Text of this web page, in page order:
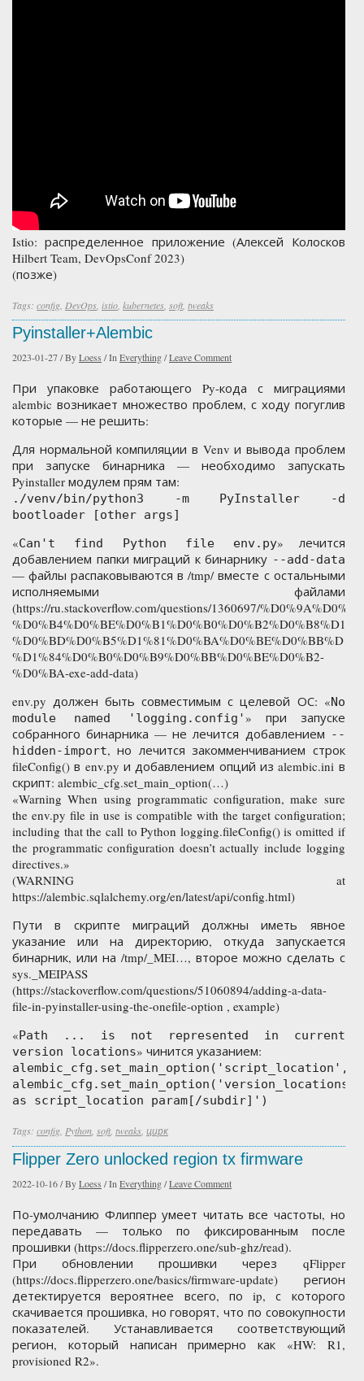
Istio: распределенное приложение (Алексей Колосков
Hilbert Team, DevOpsConf 2023)
(позже)
Tags: config DevOps istio kubernetes soft tweaks
Pyinstaller+Alembic
2023-01-27/ByLoess /In Everything/Leave Comment
При упаковке работающего Py-кода с миграциями
alembic возникает множество проблем, с ходу погуглив
которые — не решить:
Для нормальной компиляции в Venv и вывода проблем
при запуске бинарника — необходимо запускать
Pyinstaller модулем прям там:
./venv/bin/python3 -m PyInstaller -d
bootloader [other args]
«Can't find Python file env.py» лечится
добавлением папки миграций к бинарнику --add-data
— файлы распаковываются в /tmp/ вместе с остальными
исполняемыми файлами
(https://ru.stackoverflow.com/questions/1360697/
%D1%84%D0%B0%D0%B9%D0%BB%D0%BE%D0%B2-
%D0%BA-exe-add-data)
env.py должен быть совместимым с целевой ОС: «No
module named 'logging.config'» при запуске
собранного бинарника — не лечится добавлением --
hidden-import, но лечится закомменчиванием строк
fileConfig() в env.py и добавлением опций из alembic.ini в
скрипт: alembic_cfg.set_main_option(…)
«Warning When using programmatic configuration, make sure
the env.py file in use is compatible with the target configuration;
including that the call to Python logging.fileConfig() is omitted if
the programmatic configuration doesn’t actually include logging
directives.»
(WARNING at
https://alembic.sqlalchemy.org/en/latest/api/config.html)
Пути в скрипте миграций должны иметь явное
указание или на директорию, откуда запускается
бинарник, или на /tmp/_MEI…, второе можно сделать с
sys._MEIPASS
(https://stackoverflow.com/questions/51060894/adding-a-data-
file-in-pyinstaller-using-the-onefile-option , example)
«Path ... is not represented in current
version locations» чинится указанием:
as script_location param[/subdir]')
Tags: config Python soft tweaks цирк
Flipper Zero unlocked region tx firmware
2022-10-16/ByLoess /In Everything/Leave Comment
По-умолчанию Флиппер умеет читать все частоты, но
передавать — только по фиксированным после
прошивки (https://docs.flipperzero.one/sub-ghz/read).
При обновлении прошивки через qFlipper
(https://docs.flipperzero.one/basics/firmware-update) регион
детектируется вероятнее всего, по ip, с которого
скачивается прошивка, но говорят, что по совокупности
показателей. Устанавливается соответствующий
регион, который написан примерно как «HW: R1,
provisioned R2».